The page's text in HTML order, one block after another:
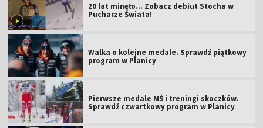
20 lat minęło... Zobacz debiut Stocha w
Pucharze Świata!
Walka o kolejne medale. Sprawdź piątkowy
program w Planicy
Pierwsze medale MŚ i treningi skoczków.
Sprawdź czwartkowy program w Planicy